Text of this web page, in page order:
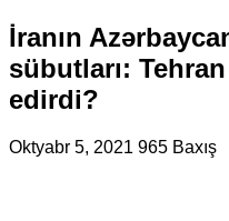
İranın
sübutları:
edirdi?
Oktyabr 5, 2021 965 Baxış